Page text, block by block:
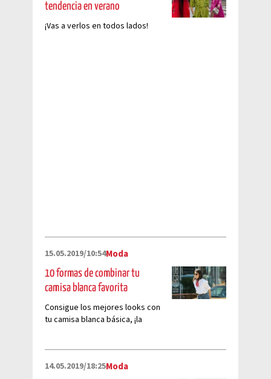
tendencia en verano
¡Vas a verlos en todos lados!
15.05.2019/10:54Moda
10 formas de combinar tu
camisa blanca favorita
Consigue los mejores looks con
tu camisa blanca básica, ¡la
14.05.2019/18:25Moda